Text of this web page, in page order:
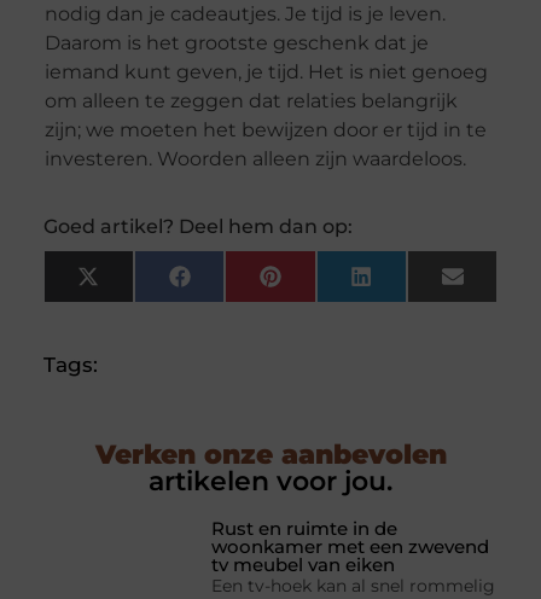
nodig dan je cadeautjes. Je tijd is je leven.
Daarom is het grootste geschenk dat je
iemand kunt geven, je tijd. Het is niet genoeg
om alleen te zeggen dat relaties belangrijk
zijn; we moeten het bewijzen door er tijd in te
investeren. Woorden alleen zijn waardeloos.
Goed artikel? Deel hem dan op:
X
(Twitter)
FacebookPinterestLinkedInEmail
Tags:
Verken onze aanbevolen
artikelen voor jou.
Rust en ruimte in de
woonkamer met een zwevend
tv meubel van eiken
Een tv-hoek kan al snel rommelig